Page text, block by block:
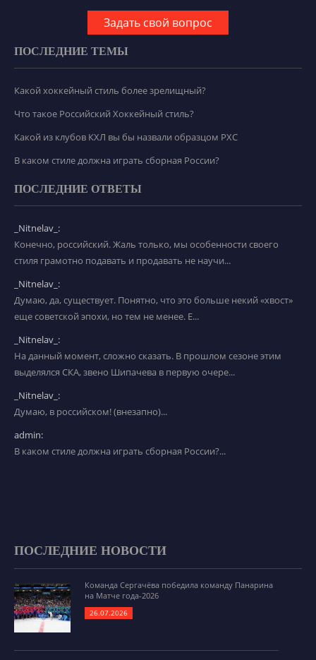
Задать свой вопрос
ПОСЛЕДНИЕ ТЕМЫ
Какой хоккейный стиль более зрелищный?
Что такое Российский Хоккейный стиль?
Какой из клубов КХЛ вы бы назвали образцом РХС
В каком стиле должна играть сборная России?
ПОСЛЕДНИЕ ОТВЕТЫ
_Nitnelav_:
Конечно, российский. Жаль только, мы особенности своего
стиля грамотно подавать и продавать не научи...
_Nitnelav_:
Думаю, да, существует. Понятно, что это больше некий «хвост»
еще советской эпохи, но тем не менее. Е...
_Nitnelav_:
На данный момент, сложно сказать. В прошлом сезоне этим
выделялся СКА, звено Шипачева в первую очере...
_Nitnelav_:
Думаю, в российском! (внезапно)...
admin:
В каком стиле должна играть сборная России?...
ПОСЛЕДНИЕ НОВОСТИ
Команда Сергачёва победила команду Панарина
на Матче года-2026
26.07.2026